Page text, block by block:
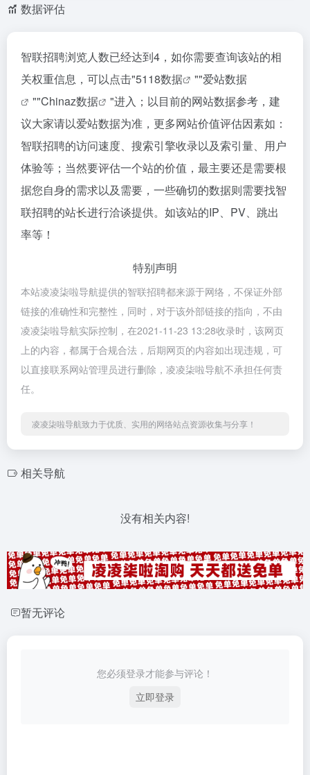
数据评估
智联招聘浏览人数已经达到4，如你需要查询该站的相
关权重信息，可以点击"5118数据 ""爱站数据
""Chinaz数据
"进入；以目前的网站数据参考，建
议大家请以爱站数据为准，更多网站价值评估因素如：
智联招聘的访问速度、搜索引擎收录以及索引量、用户
体验等；当然要评估一个站的价值，最主要还是需要根
据您自身的需求以及需要，一些确切的数据则需要找智
联招聘的站长进行洽谈提供。如该站的IP、PV、跳出
率等！
特别声明
本站凌凌柒啦导航提供的智联招聘都来源于网络，不保证外部
链接的准确性和完整性，同时，对于该外部链接的指向，不由
凌凌柒啦导航实际控制，在2021-11-23 13:28收录时，该网页
上的内容，都属于合规合法，后期网页的内容如出现违规，可
以直接联系网站管理员进行删除，凌凌柒啦导航不承担任何责
任。
凌凌柒啦导航致力于优质、实用的网络站点资源收集与分享！
相关导航
没有相关内容!
暂无评论
您必须登录才能参与评论！
立即登录